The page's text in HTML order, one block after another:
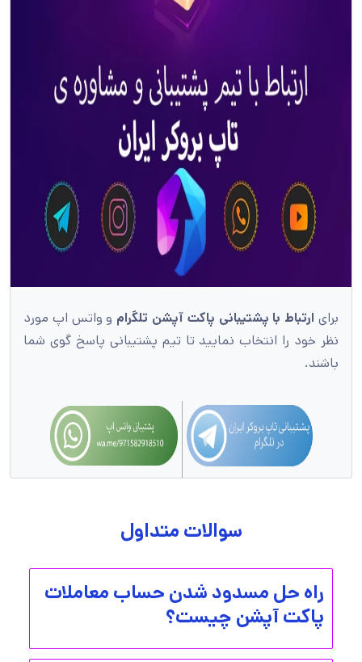
برای ارتباط با پشتیبانی پاکت آپشن تلگرام و واتس اپ مورد
نظر خود را انتخاب نمایید تا تیم پشتیبانی پاسخ گوی شما
باشند.
سوالات متداول
راه حل مسدود شدن حساب معاملات
پاکت آپشن چیست؟